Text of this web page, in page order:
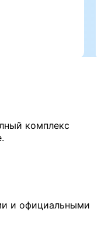
комплекс
и официальными